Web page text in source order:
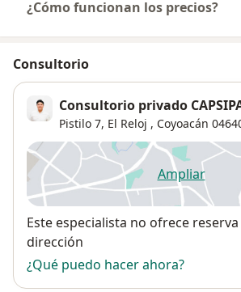
¿Cómo funcionan los precios?
Consultorio
Consultorio privado
Pistilo 7, El Reloj , Coyoacán
Ampliar
se abre
Disponibilidad
Este especialista no ofrece
dirección
¿Qué puedo hacer ahora?